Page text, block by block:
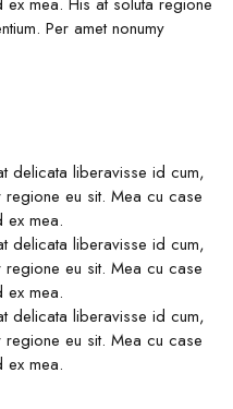
Per amet nonumy
delicata liberavisse id cum,
eu sit. Mea cu case
ex mea.
delicata liberavisse id cum,
eu sit. Mea cu case
ex mea.
delicata liberavisse id cum,
eu sit. Mea cu case
ex mea.